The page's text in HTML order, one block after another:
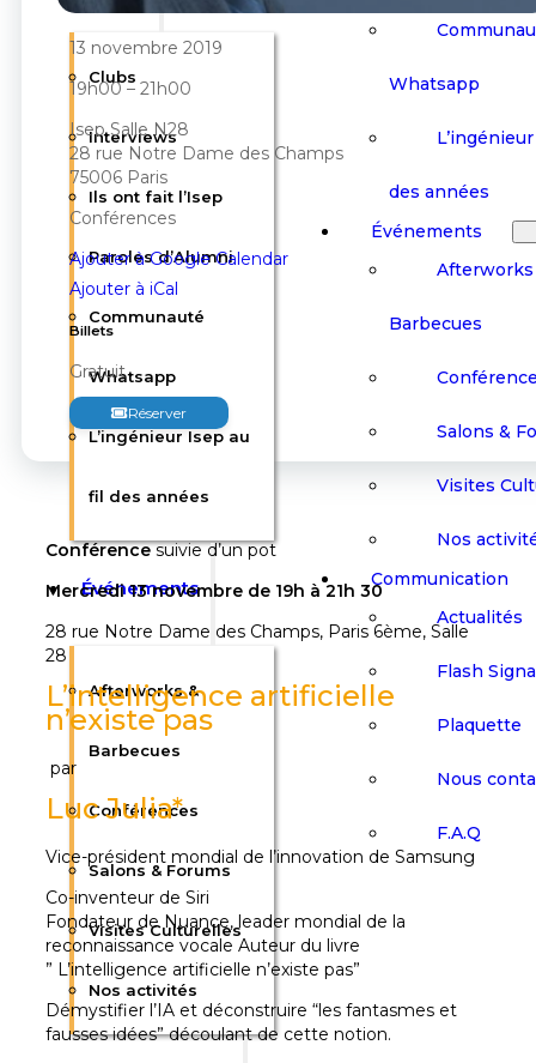
Clubs
Interviews
Ils ont fait l’Isep
Paroles d’Alumni
Communauté
Whatsapp
L’ingénieur Isep au
fil des années
Événements
Afterworks &
Barbecues
Conférences
Salons & Forums
Visites Culturelles
Nos activités
Whatsapp
des années
Événements
Afterworks
Barbecues
Salons &
Visites
Nos
Communication
Actualités
Flash
Plaquette
Nous
F.A.Q
13 novembre 2019
19h00 – 21h00
Isep Salle N28
28 rue Notre Dame des Champs
75006 Paris
Conférences
Ajouter à Google Calendar
Ajouter à iCal
Billets
Gratuit
Réserver
Conférencesuivie d’un pot
Mercredi 13 novembre de 19h à 21h 30
28 rue Notre Dame des Champs, Paris 6ème, Salle
28
L’intelligence artificielle
n’existe pas
par
Luc Julia*
Vice-président mondial de l’innovation de Samsung
Co-inventeur de Siri
Fondateur de Nuance, leader mondial de la
reconnaissance vocale Auteur du livre
” L’intelligence artificielle n’existe pas”
Démystifier l’IA et déconstruire “les fantasmes et
fausses idées” découlant de cette notion.